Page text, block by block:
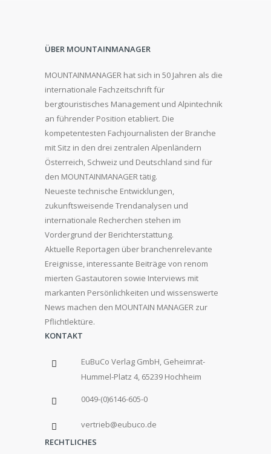
ÜBER MOUNTAINMANAGER
MOUNTAINMANAGER hat sich in 50 Jahren als die
internationale Fachzeitschrift für
bergtouristisches Management und Alpintechnik
an führender Position etabliert. Die
kompetentesten Fachjournalisten der Branche
mit Sitz in den drei zentralen Alpenländern
Österreich, Schweiz und Deutschland sind für
den MOUNTAINMANAGER tätig.
Neueste technische Entwicklungen,
zukunftsweisende Trendanalysen und
internationale Recherchen stehen im
Vordergrund der Berichterstattung.
Aktuelle Reportagen über branchenrelevante
Ereignisse, interessante Beiträge von renom
mierten Gastautoren sowie Interviews mit
markanten Persönlichkeiten und wissenswerte
News machen den MOUNTAIN MANAGER zur
Pflichtlektüre.
KONTAKT
EuBuCo Verlag GmbH, Geheimrat-
Hummel-Platz 4, 65239 Hochheim
0049-(0)6146-605-0
vertrieb@eubuco.de
RECHTLICHES